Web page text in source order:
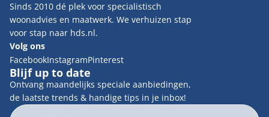
Sinds 2010 dé plek voor specialistisch
woonadvies en maatwerk. We verhuizen stap
voor stap naar hds.nl.
Volg ons
FacebookInstagramPinterest
Blijf up to date
Ontvang maandelijks speciale aanbiedingen,
de laatste trends & handige tips in je inbox!
E-mail